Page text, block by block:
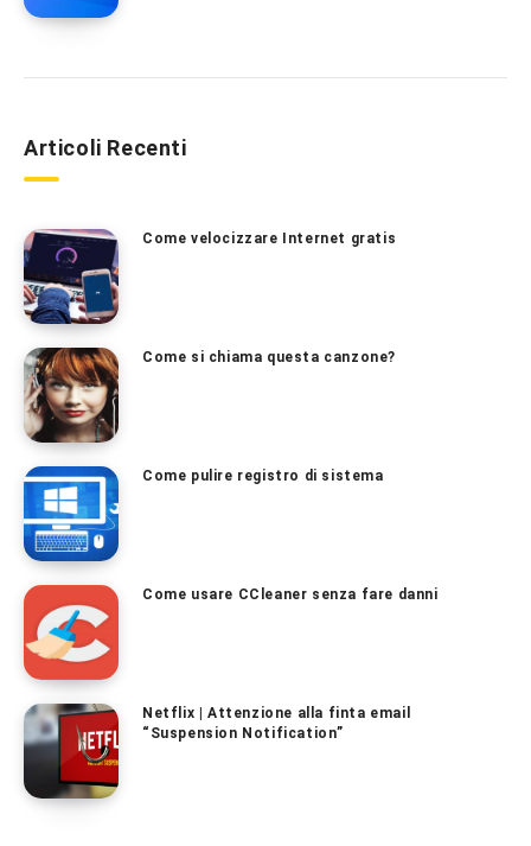
Articoli Recenti
Come velocizzare Internet gratis
Come si chiama questa canzone?
Come pulire registro di sistema
Come usare CCleaner senza fare danni
Netflix | Attenzione alla finta email
“Suspension Notification”